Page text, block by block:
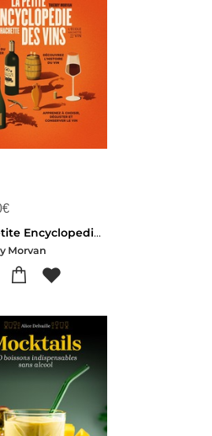
€
La Petite Encyclopedie Hachette Des Vins
Morvan